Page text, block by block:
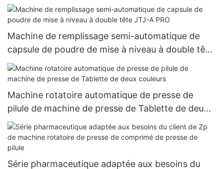
base de plantes 000#~5#
Machine de remplissage semi-automatique de
capsule de poudre de mise à niveau à double tête
JTJ-A PRO
Machine rotatoire automatique de presse de
pilule de machine de presse de Tablette de deux
couleurs
Série pharmaceutique adaptée aux besoins du